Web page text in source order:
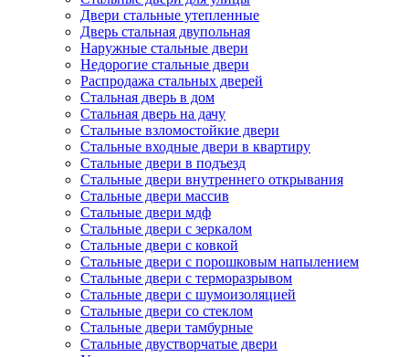
Двери стальные утепленные
Дверь стальная двупольная
Наружные стальные двери
Недорогие стальные двери
Распродажа стальных дверей
Стальная дверь в дом
Стальная дверь на дачу
Стальные взломостойкие двери
Стальные входные двери в квартиру
Стальные двери в подъезд
Стальные двери внутреннего открывания
Стальные двери массив
Стальные двери мдф
Стальные двери с зеркалом
Стальные двери с ковкой
Стальные двери с порошковым напылением
Стальные двери с терморазрывом
Стальные двери с шумоизоляцией
Стальные двери со стеклом
Стальные двери тамбурные
Стальные двустворчатые двери